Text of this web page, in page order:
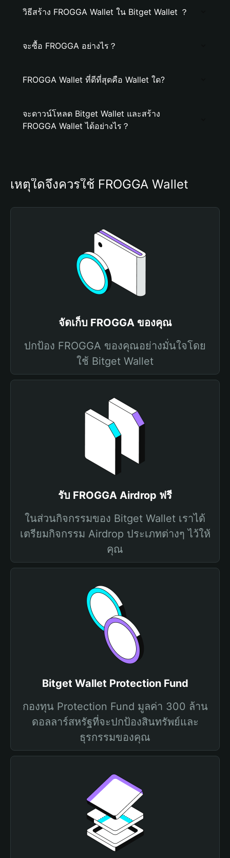
วิธีสร้าง FROGGA Wallet ใน Bitget Wallet ？
จะซื้อ FROGGA อย่างไร？
FROGGA Wallet ที่ดีที่สุดคือ Wallet ใด?
จะดาวน์โหลด Bitget Wallet และสร้าง
FROGGA Wallet ได้อย่างไร？
เหตุใดจึงควรใช้ FROGGA Wallet
จัดเก็บ FROGGA ของคุณ
ปกป้อง FROGGA ของคุณอย่างมั่นใจโดย
ใช้ Bitget Wallet
รับ FROGGA Airdrop ฟรี
ในส่วนกิจกรรมของ Bitget Wallet เราได้
เตรียมกิจกรรม Airdrop ประเภทต่างๆ ไว้ให้
คุณ
Bitget Wallet Protection Fund
กองทุน Protection Fund มูลค่า 300 ล้าน
ดอลลาร์สหรัฐที่จะปกป้องสินทรัพย์และ
ธุรกรรมของคุณ